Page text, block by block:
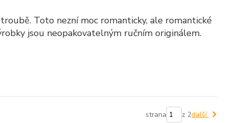
Toto nezní moc romanticky, ale romantické
jsou neopakovatelným ručním originálem.
strana z 2další